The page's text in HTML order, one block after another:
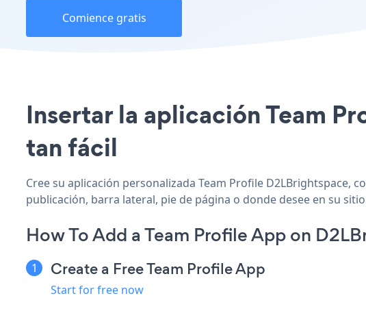
Comience gratis
Insertar la aplicación Team
tan fácil
Cree su aplicación personalizada Team Profile D2LBrightspace,
publicación, barra lateral, pie de página o donde desee en su
How To Add a Team Profile App on
Create a Free Team Profile App
Start for free now